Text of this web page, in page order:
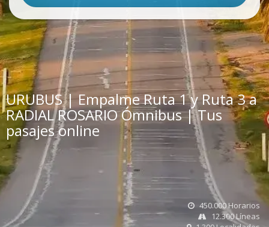
URUBUS | Empalme Ruta 1 y Ruta 3 a
RADIAL ROSARIO Ómnibus | Tus
pasajes online
450.000 Horarios
12.300 Líneas